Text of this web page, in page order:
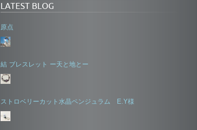
LATEST BLOG
原点
結 ブレスレット ー天と地とー
ストロベリーカット水晶ペンジュラム E.Y様